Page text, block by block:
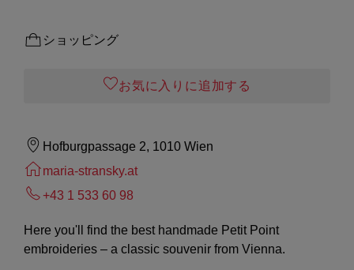
ショッピング
お気に入りに追加する
Hofburgpassage 2, 1010 Wien
maria-stransky.at
+43 1 533 60 98
Here you'll find the best handmade Petit Point
embroideries – a classic souvenir from Vienna.